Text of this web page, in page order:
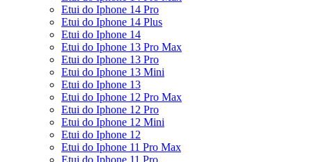
Etui do Iphone 14 Pro
Etui do Iphone 14 Plus
Etui do Iphone 14
Etui do Iphone 13 Pro Max
Etui do Iphone 13 Pro
Etui do Iphone 13 Mini
Etui do Iphone 13
Etui do Iphone 12 Pro Max
Etui do Iphone 12 Pro
Etui do Iphone 12 Mini
Etui do Iphone 12
Etui do Iphone 11 Pro Max
Etui do Iphone 11 Pro